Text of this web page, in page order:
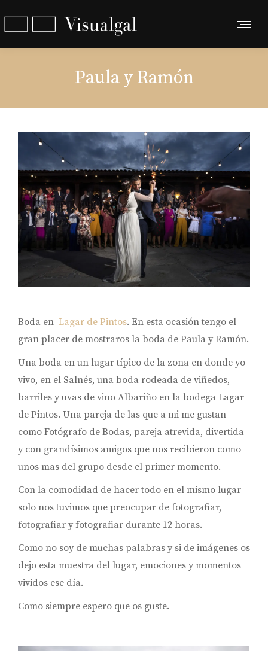
Paula y Ramón
Boda en Lagar de Pintos. En esta ocasión tengo el
gran placer de mostraros la boda de Paula y Ramón.
Una boda en un lugar típico de la zona en donde yo
vivo, en el Salnés, una boda rodeada de viñedos,
barriles y uvas de vino Albariño en la bodega Lagar
de Pintos. Una pareja de las que a mi me gustan
como Fotógrafo de Bodas, pareja atrevida, divertida
y con grandísimos amigos que nos recibieron como
unos mas del grupo desde el primer momento.
Con la comodidad de hacer todo en el mismo lugar
solo nos tuvimos que preocupar de fotografiar,
fotografiar y fotografiar durante 12 horas.
Como no soy de muchas palabras y si de imágenes os
dejo esta muestra del lugar, emociones y momentos
vividos ese día.
Como siempre espero que os guste.